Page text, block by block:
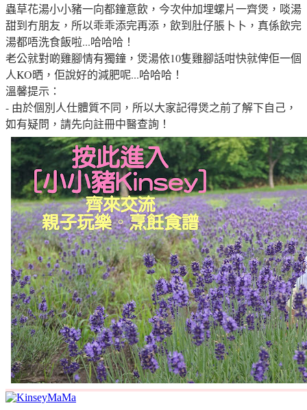
蟲草花湯小小豬一向都鐘意飲，今次仲加埋螺片一齊煲，啖湯
甜到冇朋友，所以乖乖添完再添，飲到肚仔脹卜卜，真係飲完
湯都唔洗食飯啦...哈哈哈！
老公就對啲雞腳情有獨鐘，煲湯依10隻雞腳話咁快就俾佢一個
人KO晒，佢說好的減肥呢...哈哈哈！
溫馨提示：
- 由於個別人仕體質不同，所以大家記得煲之前了解下自己，
如有疑問，請先向註冊中醫查詢！